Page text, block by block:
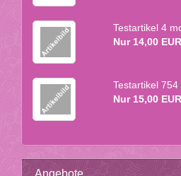
Te­st­ar­ti­kel 4
Nur 14,00 EUR
Te­st­ar­ti­kel 754
Nur 15,00 EUR